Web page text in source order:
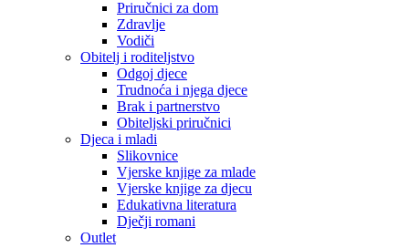
Priručnici za dom
Zdravlje
Vodiči
Obitelj i roditeljstvo
Odgoj djece
Trudnoća i njega djece
Brak i partnerstvo
Obiteljski priručnici
Djeca i mladi
Slikovnice
Vjerske knjige za mlade
Vjerske knjige za djecu
Edukativna literatura
Dječji romani
Outlet